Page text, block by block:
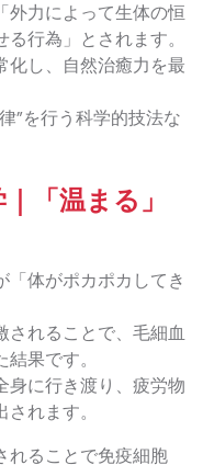
外力によって生体の恒
行為」とされます。
化し、自然治癒力を最
”を行う科学的技法な
「温まる」
「体がポカポカしてき
されることで、毛細血
果です。
身に行き渡り、疲労物
れます。
れることで免疫細胞